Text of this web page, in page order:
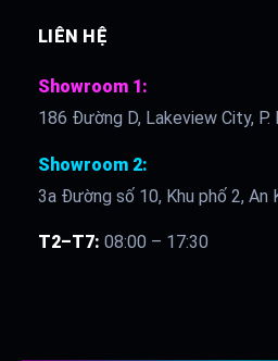
LIÊN HỆ
Showroom 1:
186 Đường D, Lakeview City, P.
Showroom 2:
3a Đường số 10, Khu phố 2, An
T2–T7: 08:00 – 17:30